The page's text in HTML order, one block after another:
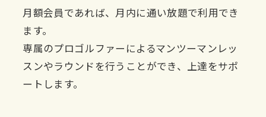
月額会員であれば、月内に通い放題で利用でき
ます。
専属のプロゴルファーによるマンツーマンレッ
スンやラウンドを行うことができ、上達をサポ
ートします。